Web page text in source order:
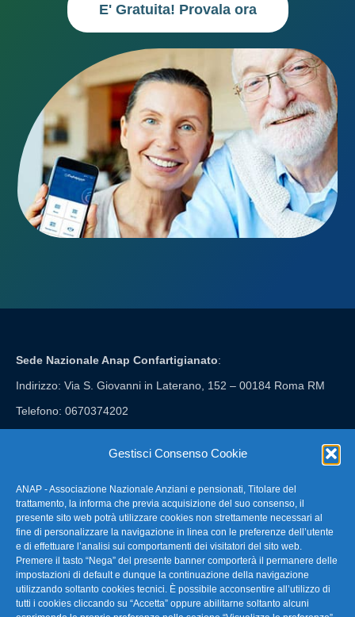
Gestisci Consenso Cookie
ANAP - Associazione Nazionale Anziani e pensionati, Titolare del
trattamento, la informa che previa acquisizione del suo consenso, il
presente sito web potrà utilizzare cookies non strettamente necessari al
fine di personalizzare la navigazione in linea con le preferenze dell’utente
e di effettuare l’analisi sui comportamenti dei visitatori del sito web.
Premere il tasto “Nega” del presente banner comporterà il permanere delle
impostazioni di default e dunque la continuazione della navigazione
utilizzando soltanto cookies tecnici. È possibile acconsentire all’utilizzo di
tutti i cookies cliccando su “Accetta” oppure abilitarne soltanto alcuni
E' Gratuita! Provala ora
Sede Nazionale Anap Confartigianato:
Indirizzo: Via S. Giovanni in Laterano, 152 – 00184 Roma RM
Telefono: 0670374202
FAQ – Domande Frequenti
La nostra Newsletter
Link Utili
TG Confartigianato